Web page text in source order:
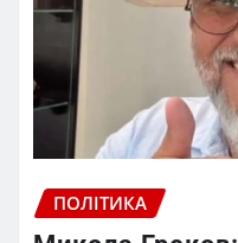
ПОЛІТИКА